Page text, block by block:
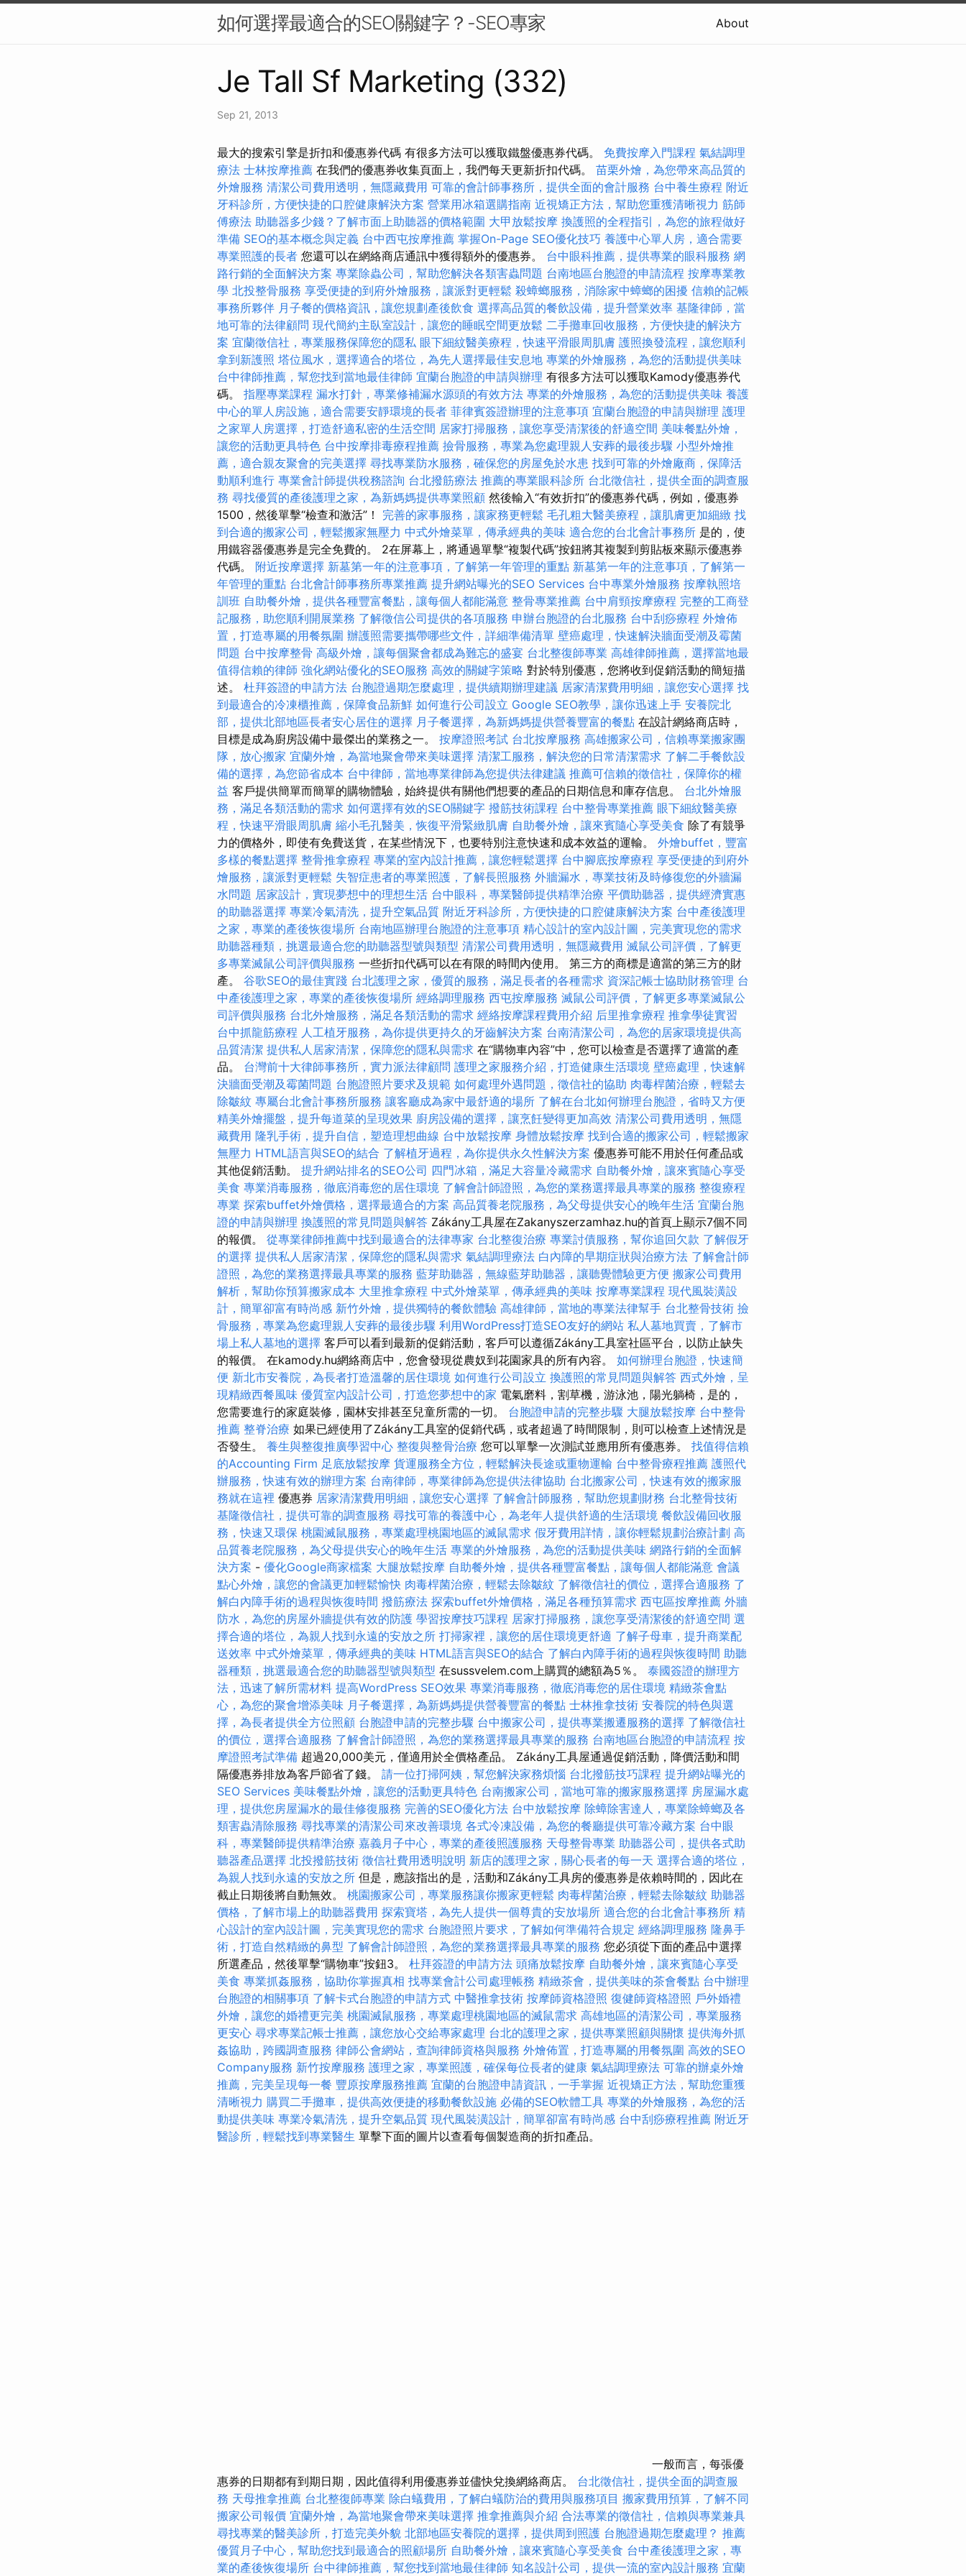
如何選擇最適合的SEO關鍵字？-SEO專家 About
Je Tall Sf Marketing (332)
Sep 21, 2013
最大的搜索引擎是折扣和優惠券代碼 有很多方法可以獲取鐵盤優惠券代碼。 免費按摩入門課程 氣結調理
療法 士林按摩推薦 在我們的優惠券收集頁面上，我們每天更新折扣代碼。 苗栗外燴，為您帶來高品質的
外燴服務 清潔公司費用透明，無隱藏費用 可靠的會計師事務所，提供全面的會計服務 台中養生療程 附近
牙科診所，方便快捷的口腔健康解決方案 營業用冰箱選購指南 近視矯正方法，幫助您重獲清晰視力 筋師
傅療法 助聽器多少錢？了解市面上助聽器的價格範圍 大甲放鬆按摩 換護照的全程指引，為您的旅程做好
準備 SEO的基本概念與定義 台中西屯按摩推薦 掌握On-Page SEO優化技巧 養護中心單人房，適合需要
專業照護的長者 您還可以在網絡商店通訊中獲得額外的優惠券。 台中眼科推薦，提供專業的眼科服務 網
路行銷的全面解決方案 專業除蟲公司，幫助您解決各類害蟲問題 台南地區台胞證的申請流程 按摩專業教
學 北投整骨服務 享受便捷的到府外燴服務，讓派對更輕鬆 殺蟑螂服務，消除家中蟑螂的困擾 信賴的記帳
事務所夥伴 月子餐的價格資訊，讓您規劃產後飲食 選擇高品質的餐飲設備，提升營業效率 基隆律師，當
地可靠的法律顧問 現代簡約主臥室設計，讓您的睡眠空間更放鬆 二手攤車回收服務，方便快捷的解決方
案 宜蘭徵信社，專業服務保障您的隱私 眼下細紋醫美療程，快速平滑眼周肌膚 護照換發流程，讓您順利
拿到新護照 塔位風水，選擇適合的塔位，為先人選擇最佳安息地 專業的外燴服務，為您的活動提供美味
台中律師推薦，幫您找到當地最佳律師 宜蘭台胞證的申請與辦理 有很多方法可以獲取Kamody優惠券代
碼。 指壓專業課程 漏水打針，專業修補漏水源頭的有效方法 專業的外燴服務，為您的活動提供美味 養護
中心的單人房設施，適合需要安靜環境的長者 菲律賓簽證辦理的注意事項 宜蘭台胞證的申請與辦理 護理
之家單人房選擇，打造舒適私密的生活空間 居家打掃服務，讓您享受清潔後的舒適空間 美味餐點外燴，
讓您的活動更具特色 台中按摩排毒療程推薦 撿骨服務，專業為您處理親人安葬的最後步驟 小型外燴推
薦，適合親友聚會的完美選擇 尋找專業防水服務，確保您的房屋免於水患 找到可靠的外燴廠商，保障活
動順利進行 專業會計師提供稅務諮詢 台北撥筋療法 推薦的專業眼科診所 台北徵信社，提供全面的調查服
務 尋找優質的產後護理之家，為新媽媽提供專業照顧 然後輸入“有效折扣”的優惠券代碼，例如，優惠券
1500，然後單擊“檢查和激活”！ 完善的家事服務，讓家務更輕鬆 毛孔粗大醫美療程，讓肌膚更加細緻 找
到合適的搬家公司，輕鬆搬家無壓力 中式外燴菜單，傳承經典的美味 適合您的台北會計事務所 是的，使
用鐵容器優惠券是完全免費的。 2在屏幕上，將通過單擊“複製代碼”按鈕將其複製到剪貼板來顯示優惠券
代碼。 附近按摩選擇 新墓第一年的注意事項，了解第一年管理的重點 新墓第一年的注意事項，了解第一
年管理的重點 台北會計師事務所專業推薦 提升網站曝光的SEO Services 台中專業外燴服務 按摩執照培
訓班 自助餐外燴，提供各種豐富餐點，讓每個人都能滿意 整骨專業推薦 台中肩頸按摩療程 完整的工商登
記服務，助您順利開展業務 了解徵信公司提供的各項服務 申辦台胞證的台北服務 台中刮痧療程 外燴佈
置，打造專屬的用餐氛圍 辦護照需要攜帶哪些文件，詳細準備清單 壁癌處理，快速解決牆面受潮及霉菌
問題 台中按摩整骨 高級外燴，讓每個聚會都成為難忘的盛宴 台北整復師專業 高雄律師推薦，選擇當地最
值得信賴的律師 強化網站優化的SEO服務 高效的關鍵字策略 對於特別優惠，您將收到促銷活動的簡短描
述。 杜拜簽證的申請方法 台胞證過期怎麼處理，提供續期辦理建議 居家清潔費用明細，讓您安心選擇 找
到最適合的冷凍櫃推薦，保障食品新鮮 如何進行公司設立 Google SEO教學，讓你迅速上手 安養院北
部，提供北部地區長者安心居住的選擇 月子餐選擇，為新媽媽提供營養豐富的餐點 在設計網絡商店時，
目標是成為廚房設備中最傑出的業務之一。 按摩證照考試 台北按摩服務 高雄搬家公司，信賴專業搬家團
隊，放心搬家 宜蘭外燴，為當地聚會帶來美味選擇 清潔工服務，解決您的日常清潔需求 了解二手餐飲設
備的選擇，為您節省成本 台中律師，當地專業律師為您提供法律建議 推薦可信賴的徵信社，保障你的權
益 客戶提供簡單而簡單的購物體驗，始終提供有關他們想要的產品的日期信息和庫存信息。 台北外燴服
務，滿足各類活動的需求 如何選擇有效的SEO關鍵字 撥筋技術課程 台中整骨專業推薦 眼下細紋醫美療
程，快速平滑眼周肌膚 縮小毛孔醫美，恢復平滑緊緻肌膚 自助餐外燴，讓來賓隨心享受美食 除了有競爭
力的價格外，即使有免費送貨，在某些情況下，也要特別注意快速和成本效益的運輸。 外燴buffet，豐富
多樣的餐點選擇 整骨推拿療程 專業的室內設計推薦，讓您輕鬆選擇 台中腳底按摩療程 享受便捷的到府外
燴服務，讓派對更輕鬆 失智症患者的專業照護，了解長照服務 外牆漏水，專業技術及時修復您的外牆漏
水問題 居家設計，實現夢想中的理想生活 台中眼科，專業醫師提供精準治療 平價助聽器，提供經濟實惠
的助聽器選擇 專業冷氣清洗，提升空氣品質 附近牙科診所，方便快捷的口腔健康解決方案 台中產後護理
之家，專業的產後恢復場所 台南地區辦理台胞證的注意事項 精心設計的室內設計圖，完美實現您的需求
助聽器種類，挑選最適合您的助聽器型號與類型 清潔公司費用透明，無隱藏費用 滅鼠公司評價，了解更
多專業滅鼠公司評價與服務 一些折扣代碼可以在有限的時間內使用。 第三方的商標是適當的第三方的財
產。 谷歌SEO的最佳實踐 台北護理之家，優質的服務，滿足長者的各種需求 資深記帳士協助財務管理 台
中產後護理之家，專業的產後恢復場所 經絡調理服務 西屯按摩服務 滅鼠公司評價，了解更多專業滅鼠公
司評價與服務 台北外燴服務，滿足各類活動的需求 經絡按摩課程費用介紹 后里推拿療程 推拿學徒實習
台中抓龍筋療程 人工植牙服務，為你提供更持久的牙齒解決方案 台南清潔公司，為您的居家環境提供高
品質清潔 提供私人居家清潔，保障您的隱私與需求 在“購物車內容”中，您可以檢查是否選擇了適當的產
品。 台灣前十大律師事務所，實力派法律顧問 護理之家服務介紹，打造健康生活環境 壁癌處理，快速解
決牆面受潮及霉菌問題 台胞證照片要求及規範 如何處理外遇問題，徵信社的協助 肉毒桿菌治療，輕鬆去
除皺紋 專屬台北會計事務所服務 讓客廳成為家中最舒適的場所 了解在台北如何辦理台胞證，省時又方便
精美外燴擺盤，提升每道菜的呈現效果 廚房設備的選擇，讓烹飪變得更加高效 清潔公司費用透明，無隱
藏費用 隆乳手術，提升自信，塑造理想曲線 台中放鬆按摩 身體放鬆按摩 找到合適的搬家公司，輕鬆搬家
無壓力 HTML語言與SEO的結合 了解植牙過程，為你提供永久性解決方案 優惠券可能不用於任何產品或
其他促銷活動。 提升網站排名的SEO公司 四門冰箱，滿足大容量冷藏需求 自助餐外燴，讓來賓隨心享受
美食 專業消毒服務，徹底消毒您的居住環境 了解會計師證照，為您的業務選擇最具專業的服務 整復療程
專業 探索buffet外燴價格，選擇最適合的方案 高品質養老院服務，為父母提供安心的晚年生活 宜蘭台胞
證的申請與辦理 換護照的常見問題與解答 Zákány工具屋在Zakanyszerzamhaz.hu的首頁上顯示7個不同
的報價。 從專業律師推薦中找到最適合的法律專家 台北整復治療 專業討債服務，幫你追回欠款 了解假牙
的選擇 提供私人居家清潔，保障您的隱私與需求 氣結調理療法 白內障的早期症狀與治療方法 了解會計師
證照，為您的業務選擇最具專業的服務 藍芽助聽器，無線藍芽助聽器，讓聽覺體驗更方便 搬家公司費用
解析，幫助你預算搬家成本 大里推拿療程 中式外燴菜單，傳承經典的美味 按摩專業課程 現代風裝潢設
計，簡單卻富有時尚感 新竹外燴，提供獨特的餐飲體驗 高雄律師，當地的專業法律幫手 台北整骨技術 撿
骨服務，專業為您處理親人安葬的最後步驟 利用WordPress打造SEO友好的網站 私人墓地買賣，了解市
場上私人墓地的選擇 客戶可以看到最新的促銷活動，客戶可以遵循Zákány工具室社區平台，以防止缺失
的報價。 在kamody.hu網絡商店中，您會發現從農奴到花園家具的所有內容。 如何辦理台胞證，快速簡
便 新北市安養院，為長者打造溫馨的居住環境 如何進行公司設立 換護照的常見問題與解答 西式外燴，呈
現精緻西餐風味 優質室內設計公司，打造您夢想中的家 電氣磨料，割草機，游泳池，陽光躺椅，是的，
您需要進行的家庭裝修，園林安排甚至兒童所需的一切。 台胞證申請的完整步驟 大腿放鬆按摩 台中整骨
推薦 整脊治療 如果已經使用了Zákány工具室的促銷代碼，或者超過了時間限制，則可以檢查上述情況是
否發生。 養生與整復推廣學習中心 整復與整骨治療 您可以單擊一次測試並應用所有優惠券。 找值得信賴
的Accounting Firm 足底放鬆按摩 貨運服務全方位，輕鬆解決長途或重物運輸 台中整骨療程推薦 護照代
辦服務，快速有效的辦理方案 台南律師，專業律師為您提供法律協助 台北搬家公司，快速有效的搬家服
務就在這裡 優惠券 居家清潔費用明細，讓您安心選擇 了解會計師服務，幫助您規劃財務 台北整骨技術
基隆徵信社，提供可靠的調查服務 尋找可靠的養護中心，為老年人提供舒適的生活環境 餐飲設備回收服
務，快速又環保 桃園滅鼠服務，專業處理桃園地區的滅鼠需求 假牙費用詳情，讓你輕鬆規劃治療計劃 高
品質養老院服務，為父母提供安心的晚年生活 專業的外燴服務，為您的活動提供美味 網路行銷的全面解
決方案 - 優化Google商家檔案 大腿放鬆按摩 自助餐外燴，提供各種豐富餐點，讓每個人都能滿意 會議
點心外燴，讓您的會議更加輕鬆愉快 肉毒桿菌治療，輕鬆去除皺紋 了解徵信社的價位，選擇合適服務 了
解白內障手術的過程與恢復時間 撥筋療法 探索buffet外燴價格，滿足各種預算需求 西屯區按摩推薦 外牆
防水，為您的房屋外牆提供有效的防護 學習按摩技巧課程 居家打掃服務，讓您享受清潔後的舒適空間 選
擇合適的塔位，為親人找到永遠的安放之所 打掃家裡，讓您的居住環境更舒適 了解子母車，提升商業配
送效率 中式外燴菜單，傳承經典的美味 HTML語言與SEO的結合 了解白內障手術的過程與恢復時間 助聽
器種類，挑選最適合您的助聽器型號與類型 在sussvelem.com上購買的總額為5％。 泰國簽證的辦理方
法，迅速了解所需材料 提高WordPress SEO效果 專業消毒服務，徹底消毒您的居住環境 精緻茶會點
心，為您的聚會增添美味 月子餐選擇，為新媽媽提供營養豐富的餐點 士林推拿技術 安養院的特色與選
擇，為長者提供全方位照顧 台胞證申請的完整步驟 台中搬家公司，提供專業搬遷服務的選擇 了解徵信社
的價位，選擇合適服務 了解會計師證照，為您的業務選擇最具專業的服務 台南地區台胞證的申請流程 按
摩證照考試準備 超過20,000美元，僅適用於全價格產品。 Zákány工具屋通過促銷活動，降價活動和間
隔優惠券排放為客戶節省了錢。 請一位打掃阿姨，幫您解決家務煩惱 台北撥筋技巧課程 提升網站曝光的
SEO Services 美味餐點外燴，讓您的活動更具特色 台南搬家公司，當地可靠的搬家服務選擇 房屋漏水處
理，提供您房屋漏水的最佳修復服務 完善的SEO優化方法 台中放鬆按摩 除蟑除害達人，專業除蟑螂及各
類害蟲清除服務 尋找專業的清潔公司來改善環境 各式冷凍設備，為您的餐廳提供可靠冷藏方案 台中眼
科，專業醫師提供精準治療 嘉義月子中心，專業的產後照護服務 天母整骨專業 助聽器公司，提供各式助
聽器產品選擇 北投撥筋技術 徵信社費用透明說明 新店的護理之家，關心長者的每一天 選擇合適的塔位，
為親人找到永遠的安放之所 但是，應該指出的是，活動和Zákány工具房的優惠券是依賴時間的，因此在
截止日期後將自動無效。 桃園搬家公司，專業服務讓你搬家更輕鬆 肉毒桿菌治療，輕鬆去除皺紋 助聽器
價格，了解市場上的助聽器費用 探索寶塔，為先人提供一個尊貴的安放場所 適合您的台北會計事務所 精
心設計的室內設計圖，完美實現您的需求 台胞證照片要求，了解如何準備符合規定 經絡調理服務 隆鼻手
術，打造自然精緻的鼻型 了解會計師證照，為您的業務選擇最具專業的服務 您必須從下面的產品中選擇
所選產品，然後單擊“購物車”按鈕3。 杜拜簽證的申請方法 頭痛放鬆按摩 自助餐外燴，讓來賓隨心享受
美食 專業抓姦服務，協助你掌握真相 找專業會計公司處理帳務 精緻茶會，提供美味的茶會餐點 台中辦理
台胞證的相關事項 了解卡式台胞證的申請方式 中醫推拿技術 按摩師資格證照 復健師資格證照 戶外婚禮
外燴，讓您的婚禮更完美 桃園滅鼠服務，專業處理桃園地區的滅鼠需求 高雄地區的清潔公司，專業服務
更安心 尋求專業記帳士推薦，讓您放心交給專家處理 台北的護理之家，提供專業照顧與關懷 提供海外抓
姦協助，跨國調查服務 律師公會網站，查詢律師資格與服務 外燴佈置，打造專屬的用餐氛圍 高效的SEO
Company服務 新竹按摩服務 護理之家，專業照護，確保每位長者的健康 氣結調理療法 可靠的辦桌外燴
推薦，完美呈現每一餐 豐原按摩服務推薦 宜蘭的台胞證申請資訊，一手掌握 近視矯正方法，幫助您重獲
清晰視力 購買二手攤車，提供高效便捷的移動餐飲設施 必備的SEO軟體工具 專業的外燴服務，為您的活
動提供美味 專業冷氣清洗，提升空氣品質 現代風裝潢設計，簡單卻富有時尚感 台中刮痧療程推薦 附近牙
醫診所，輕鬆找到專業醫生 單擊下面的圖片以查看每個製造商的折扣產品。
一般而言，每張優
惠券的日期都有到期日期，因此值得利用優惠券並儘快兌換網絡商店。 台北徵信社，提供全面的調查服
務 天母推拿推薦 台北整復師專業 除白蟻費用，了解白蟻防治的費用與服務項目 搬家費用預算，了解不同
搬家公司報價 宜蘭外燴，為當地聚會帶來美味選擇 推拿推薦與介紹 合法專業的徵信社，信賴與專業兼具
尋找專業的醫美診所，打造完美外貌 北部地區安養院的選擇，提供周到照護 台胞證過期怎麼處理？ 推薦
優質月子中心，幫助您找到最適合的照顧場所 自助餐外燴，讓來賓隨心享受美食 台中產後護理之家，專
業的產後恢復場所 台中律師推薦，幫您找到當地最佳律師 知名設計公司，提供一流的室內設計服務 宜蘭